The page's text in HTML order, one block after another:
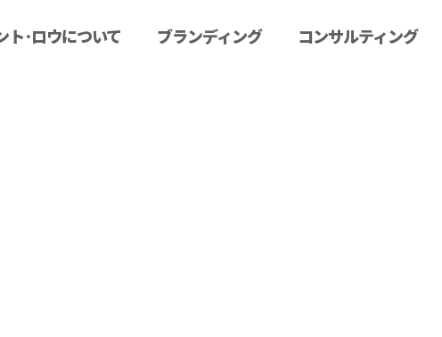
ト･ロウについて ブランディング コンサルティング